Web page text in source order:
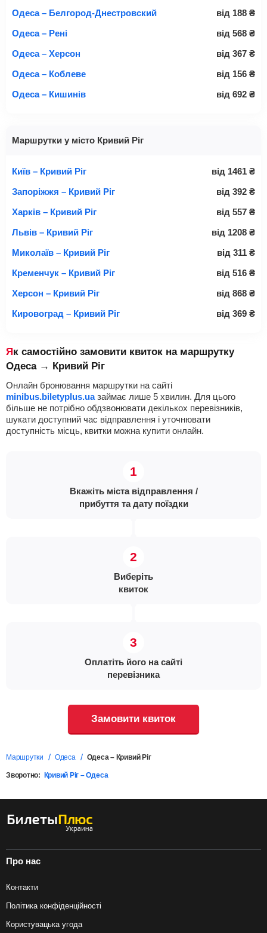
Одеса – Белгород-Днестровский
від 188 ₴
Одеса – Рені
від 568 ₴
Одеса – Херсон
від 367 ₴
Одеса – Коблеве
від 156 ₴
Одеса – Кишинів
від 692 ₴
Маршрутки у місто Кривий Ріг
Київ – Кривий Ріг від 1461 ₴
Запоріжжя – Кривий Ріг
від 392 ₴
Харків – Кривий Ріг
від 557 ₴
Львів – Кривий Ріг
від 1208 ₴
Миколаїв – Кривий Ріг
від 311 ₴
Кременчук – Кривий Ріг
від 516 ₴
Херсон – Кривий Ріг
від 868 ₴
Кировоград – Кривий Ріг
від 369 ₴
Як самостійно замовити квиток на маршрутку
Одеса → Кривий Ріг
Онлайн бронювання маршрутки на сайті
minibus.biletyplus.uaзаймає лише 5 хвилин. Для цього
більше не потрібно обдзвонювати декількох перевізників,
шукати доступний час відправлення і уточнювати
доступність місць, квитки можна купити онлайн.
Вкажіть міста відправлення /
прибуття та дату поїздки
Виберіть
квиток
Оплатіть його на сайті
перевізника
Замовити квиток
Маршрутки Одеса Одеса – Кривий Ріг
Зворотно: Кривий Ріг – Одеса
Про нас
Контакти
Політика конфіденційності
Користувацька угода